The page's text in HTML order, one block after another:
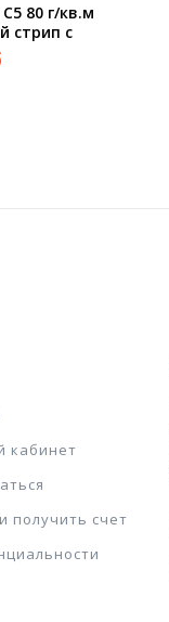
80 г/кв.м
стрип с
(100
кабинет
получить счет